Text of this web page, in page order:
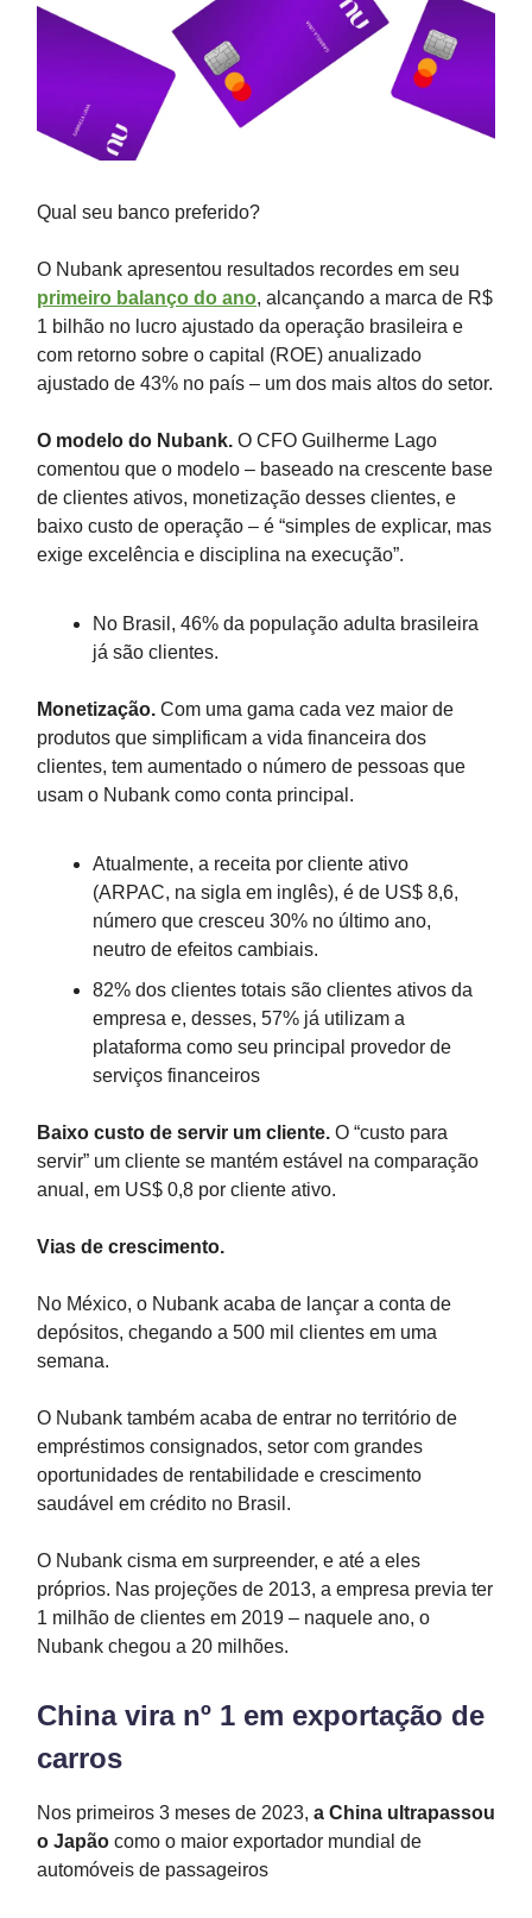
Qual seu banco preferido?
O Nubank apresentou resultados recordes em seu
primeiro balanço do ano, alcançando a marca de R$
1 bilhão no lucro ajustado da operação brasileira e
com retorno sobre o capital (ROE) anualizado
ajustado de 43% no país – um dos mais altos do setor.
O modelo do Nubank. O CFO Guilherme Lago
comentou que o modelo – baseado na crescente base
de clientes ativos, monetização desses clientes, e
baixo custo de operação – é “simples de explicar, mas
exige excelência e disciplina na execução”.
No Brasil, 46% da população adulta brasileira
já são clientes.
Monetização. Com uma gama cada vez maior de
produtos que simplificam a vida financeira dos
clientes, tem aumentado o número de pessoas que
usam o Nubank como conta principal.
Atualmente, a receita por cliente ativo
(ARPAC, na sigla em inglês), é de US$ 8,6,
número que cresceu 30% no último ano,
neutro de efeitos cambiais.
82% dos clientes totais são clientes ativos da
empresa e, desses, 57% já utilizam a
plataforma como seu principal provedor de
serviços financeiros
Baixo custo de servir um cliente. O “custo para
servir” um cliente se mantém estável na comparação
anual, em US$ 0,8 por cliente ativo.
Vias de crescimento.
No México, o Nubank acaba de lançar a conta de
depósitos, chegando a 500 mil clientes em uma
semana.
O Nubank também acaba de entrar no território de
empréstimos consignados, setor com grandes
oportunidades de rentabilidade e crescimento
saudável em crédito no Brasil.
O Nubank cisma em surpreender, e até a eles
próprios. Nas projeções de 2013, a empresa previa ter
1 milhão de clientes em 2019 – naquele ano, o
Nubank chegou a 20 milhões.
China vira nº 1 em exportação de
carros
Nos primeiros 3 meses de 2023, a China ultrapassou
o Japão como o maior exportador mundial de
automóveis de passageiros